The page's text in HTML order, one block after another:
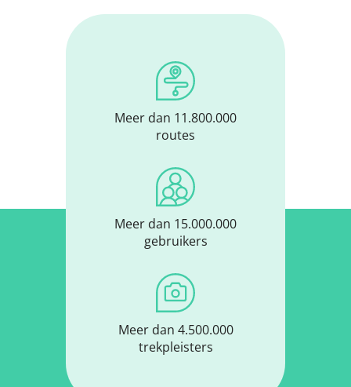
Meer dan 11.800.000
routes
Meer dan 15.000.000
gebruikers
Meer dan 4.500.000
trekpleisters